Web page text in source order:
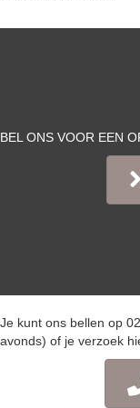
BEL ONS VOOR EEN
Je kunt ons bellen op
avonds) of je verzoek